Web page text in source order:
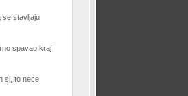
se stavljaju
spavao kraj
si, to nece